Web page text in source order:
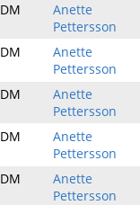
DM
Anette
Pettersson
DM
Anette
Pettersson
DM
Anette
Pettersson
DM
Anette
Pettersson
DM
Anette
Pettersson